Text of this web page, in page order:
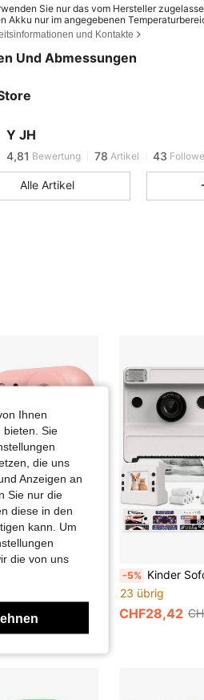
Sie nur das vom Hersteller
Akku nur im angegebenen
Einsatz eines falschen Batterietyps kann zu
oder Zerschneiden der Batterie
- Das Lagern der Batterie bei extremer
Gasen führen.
und Kontakte
Und Abmessungen
Y JH
4,81 78
4,81
4,81 Bewertung 78 Artikel 43
4,81
4,81
78
43
Alle Artikel
-5% Kinder Sofortdruckkamera, Kinder Digitalkamera, Kinderkamera Spielzeug, tragbares Kinderspielzeug, druckbare Kamera Spielzeug, 1080P HD Digitalkamera Set, Kinderkamera
23 übrig
CHF28,42
Ihnen
bieten. Sie
die uns
Anzeigen an
Sie nur die
diese in den
kann. Um
die von uns